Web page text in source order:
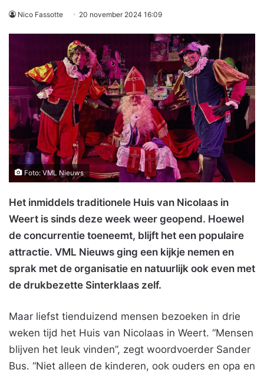
Nico Fassotte 20 november 2024 16:09
Foto: VML Nieuws
Het inmiddels traditionele Huis van Nicolaas in
Weert is sinds deze week weer geopend. Hoewel
de concurrentie toeneemt, blijft het een populaire
attractie. VML Nieuws ging een kijkje nemen en
sprak met de organisatie en natuurlijk ook even met
de drukbezette Sinterklaas zelf.
Maar liefst tienduizend mensen bezoeken in drie
weken tijd het Huis van Nicolaas in Weert. “Mensen
blijven het leuk vinden”, zegt woordvoerder Sander
Bus. “Niet alleen de kinderen, ook ouders en opa en